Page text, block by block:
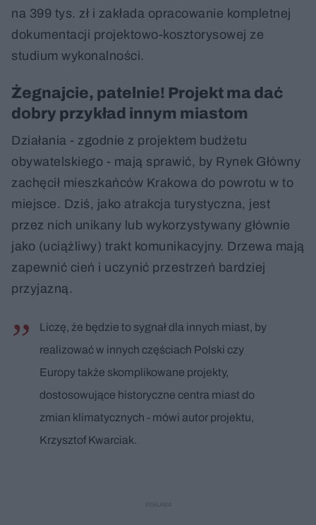
na 399 tys. zł i zakłada opracowanie kompletnej
dokumentacji projektowo-kosztorysowej ze
studium wykonalności.
Żegnajcie, patelnie! Projekt ma dać
dobry przykład innym miastom
Działania - zgodnie z projektem budżetu
obywatelskiego - mają sprawić, by Rynek Główny
zachęcił mieszkańców Krakowa do powrotu w to
miejsce. Dziś, jako atrakcja turystyczna, jest
przez nich unikany lub wykorzystywany głównie
jako (uciążliwy) trakt komunikacyjny. Drzewa mają
zapewnić cień i uczynić przestrzeń bardziej
przyjazną.
Liczę, że będzie to sygnał dla innych miast, by
realizować w innych częściach Polski czy
Europy także skomplikowane projekty,
dostosowujące historyczne centra miast do
zmian klimatycznych - mówi autor projektu,
Krzysztof Kwarciak.